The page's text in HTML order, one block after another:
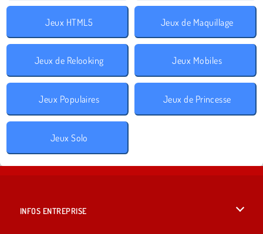
Jeux HTML5 Jeux de Maquillage
Jeux de Relooking Jeux Mobiles
Jeux Populaires Jeux de Princesse
Jeux Solo
INFOS ENTREPRISE